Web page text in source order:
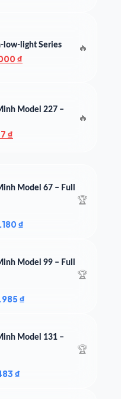
low-light Series
₫
🔥
Model 227 –
₫
🔥
Model 67 – Full
₫.
₫
4.154.180 ₫.
🏆
Model 99 – Full
₫.
₫
1.756.985 ₫.
🏆
Model 131 –
₫
🏆